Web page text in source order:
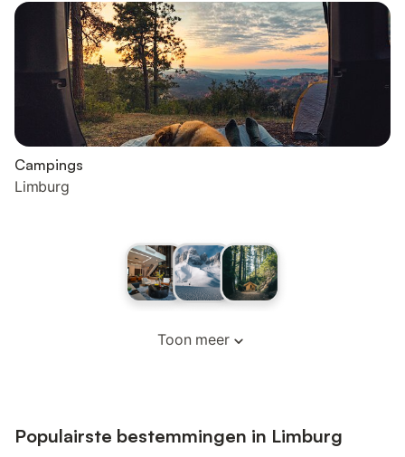
Campings
Limburg
Toon meer
Populairste bestemmingen in Limburg